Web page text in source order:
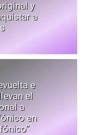
y
a
e
el
a
en